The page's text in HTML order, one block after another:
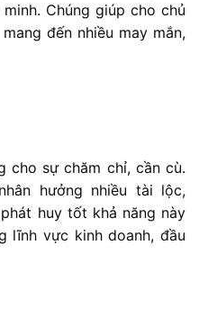
Chúng giúp cho chủ
đến nhiều may mắn,
cho sự chăm chỉ, cần cù.
hưởng nhiều tài lộc,
huy tốt khả năng này
lĩnh vực kinh doanh, đầu